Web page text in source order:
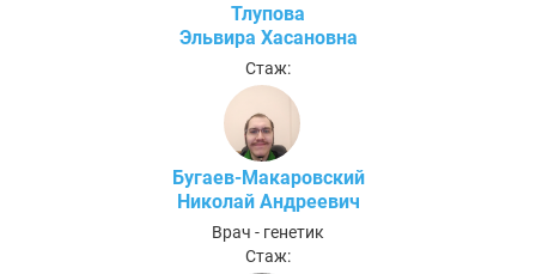
Тлупова
Эльвира Хасановна
Стаж:
Бугаев-Макаровский
Николай Андреевич
Врач - генетик
Стаж: